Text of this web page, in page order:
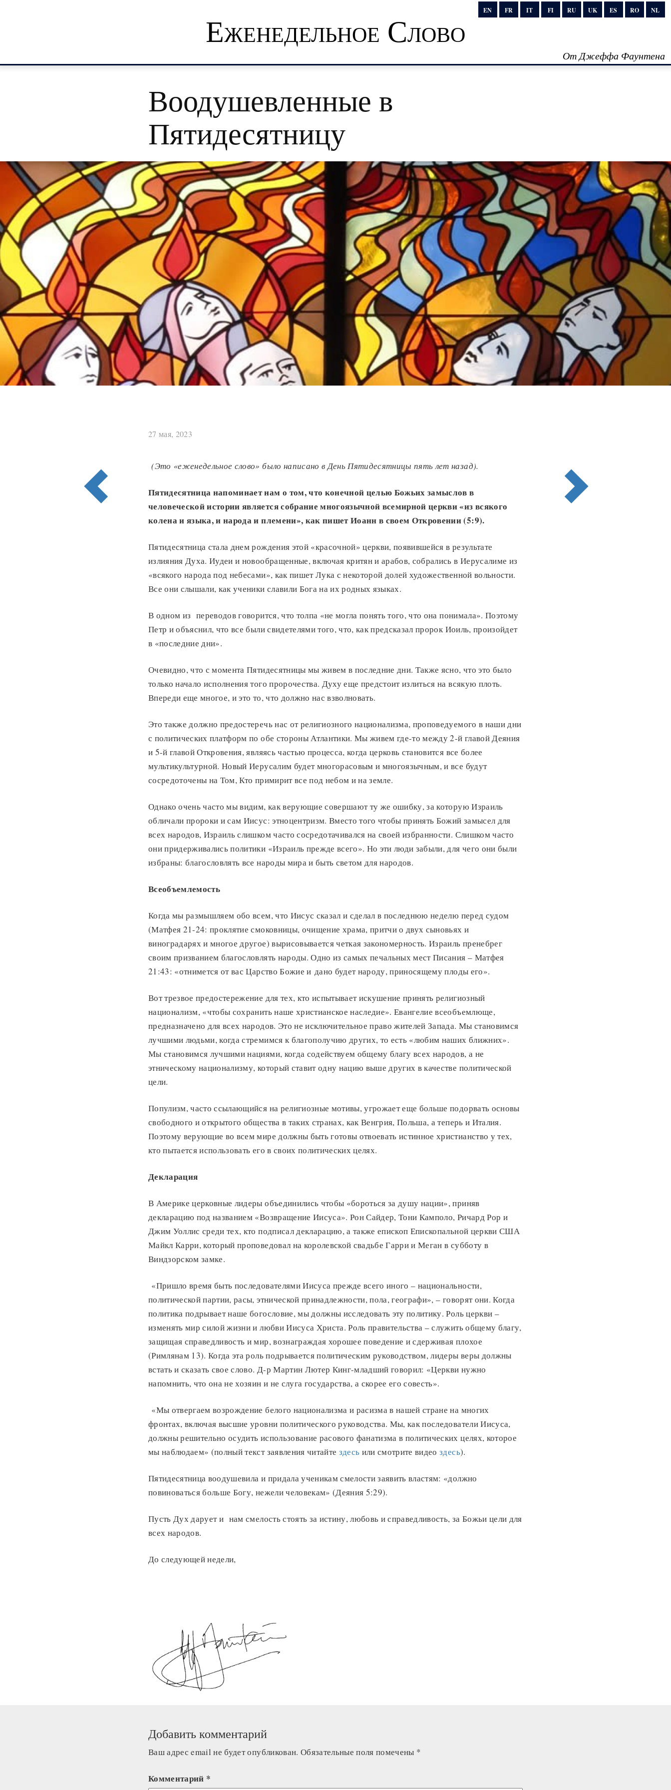
EN FR IT FI RU UK ES RO NL
Еженедельное Слово
От Джеффа Фаунтена
Воодушевленные в
Пятидесятницу
27 мая, 2023
(Это «еженедельное слово» было написано в День Пятидесятницы пять лет назад).
Пятидесятница напоминает нам о том, что конечной целью Божьих замыслов в
человеческой истории является собрание многоязычной всемирной церкви «из всякого
колена и языка, и народа и племени», как пишет Иоанн в своем Откровении (5:9).
Пятидесятница стала днем рождения этой «красочной» церкви, появившейся в результате
излияния Духа. Иудеи и новообращенные, включая критян и арабов, собрались в Иерусалиме из
«всякого народа под небесами», как пишет Лука с некоторой долей художественной вольности.
Все они слышали, как ученики славили Бога на их родных языках.
В одном из переводов говорится, что толпа «не могла понять того, что она понимала». Поэтому
Петр и объяснил, что все были свидетелями того, что, как предсказал пророк Иоиль, произойдет
в «последние дни».
Очевидно, что с момента Пятидесятницы мы живем в последние дни. Также ясно, что это было
только начало исполнения того пророчества. Духу еще предстоит излиться на всякую плоть.
Впереди еще многое, и это то, что должно нас взволновать.
Это также должно предостеречь нас от религиозного национализма, проповедуемого в наши дни
с политических платформ по обе стороны Атлантики. Мы живем где-то между 2-й главой Деяния
и 5-й главой Откровения, являясь частью процесса, когда церковь становится все более
мультикультурной. Новый Иерусалим будет многорасовым и многоязычным, и все будут
сосредоточены на Том, Кто примирит все под небом и на земле.
Однако очень часто мы видим, как верующие совершают ту же ошибку, за которую Израиль
обличали пророки и сам Иисус: этноцентризм. Вместо того чтобы принять Божий замысел для
всех народов, Израиль слишком часто сосредотачивался на своей избранности. Слишком часто
они придерживались политики «Израиль прежде всего». Но эти люди забыли, для чего они были
избраны: благословлять все народы мира и быть светом для народов.
Всеобъемлемость
Когда мы размышляем обо всем, что Иисус сказал и сделал в последнюю неделю перед судом
(Матфея 21-24: проклятие смоковницы, очищение храма, притчи о двух сыновьях и
виноградарях и многое другое) вырисовывается четкая закономерность. Израиль пренебрег
своим призванием благословлять народы. Одно из самых печальных мест Писания – Матфея
21:43: «отнимется от вас Царство Божие и дано будет народу, приносящему плоды его».
Вот трезвое предостережение для тех, кто испытывает искушение принять религиозный
национализм, «чтобы сохранить наше христианское наследие». Евангелие всеобъемлюще,
предназначено для всех народов. Это не исключительное право жителей Запада. Мы становимся
лучшими людьми, когда стремимся к благополучию других, то есть «любим наших ближних».
Мы становимся лучшими нациями, когда содействуем общему благу всех народов, а не
этническому национализму, который ставит одну нацию выше других в качестве политической
цели.
Популизм, часто ссылающийся на религиозные мотивы, угрожает еще больше подорвать основы
свободного и открытого общества в таких странах, как Венгрия, Польша, а теперь и Италия.
Поэтому верующие во всем мире должны быть готовы отвоевать истинное христианство у тех,
кто пытается использовать его в своих политических целях.
Декларация
В Америке церковные лидеры объединились чтобы «бороться за душу нации», приняв
декларацию под названием «Возвращение Иисуса». Рон Сайдер, Тони Камполо, Ричард Рор и
Джим Уоллис среди тех, кто подписал декларацию, а также епископ Епископальной церкви США
Майкл Карри, который проповедовал на королевской свадьбе Гарри и Меган в субботу в
Виндзорском замке.
«Пришло время быть последователями Иисуса прежде всего иного – национальности,
политической партии, расы, этнической принадлежности, пола, географи», – говорят они. Когда
политика подрывает наше богословие, мы должны исследовать эту политику. Роль церкви –
изменять мир силой жизни и любви Иисуса Христа. Роль правительства – служить общему благу,
защищая справедливость и мир, вознаграждая хорошее поведение и сдерживая плохое
(Римлянам 13). Когда эта роль подрывается политическим руководством, лидеры веры должны
встать и сказать свое слово. Д-р Мартин Лютер Кинг-младший говорил: «Церкви нужно
напомнить, что она не хозяин и не слуга государства, а скорее его совесть».
«Мы отвергаем возрождение белого национализма и расизма в нашей стране на многих
фронтах, включая высшие уровни политического руководства. Мы, как последователи Иисуса,
должны решительно осудить использование расового фанатизма в политических целях, которое
мы наблюдаем» (полный текст заявления читайте здесь или смотрите видеоздесь).
Пятидесятница воодушевила и придала ученикам смелости заявить властям: «должно
повиноваться больше Богу, нежели человекам» (Деяния 5:29).
Пусть Дух дарует и нам смелость стоять за истину, любовь и справедливость, за Божьи цели для
всех народов.
До следующей недели,
Добавить комментарий
Ваш адрес email не будет опубликован. Обязательные поля помечены *
Комментарий *